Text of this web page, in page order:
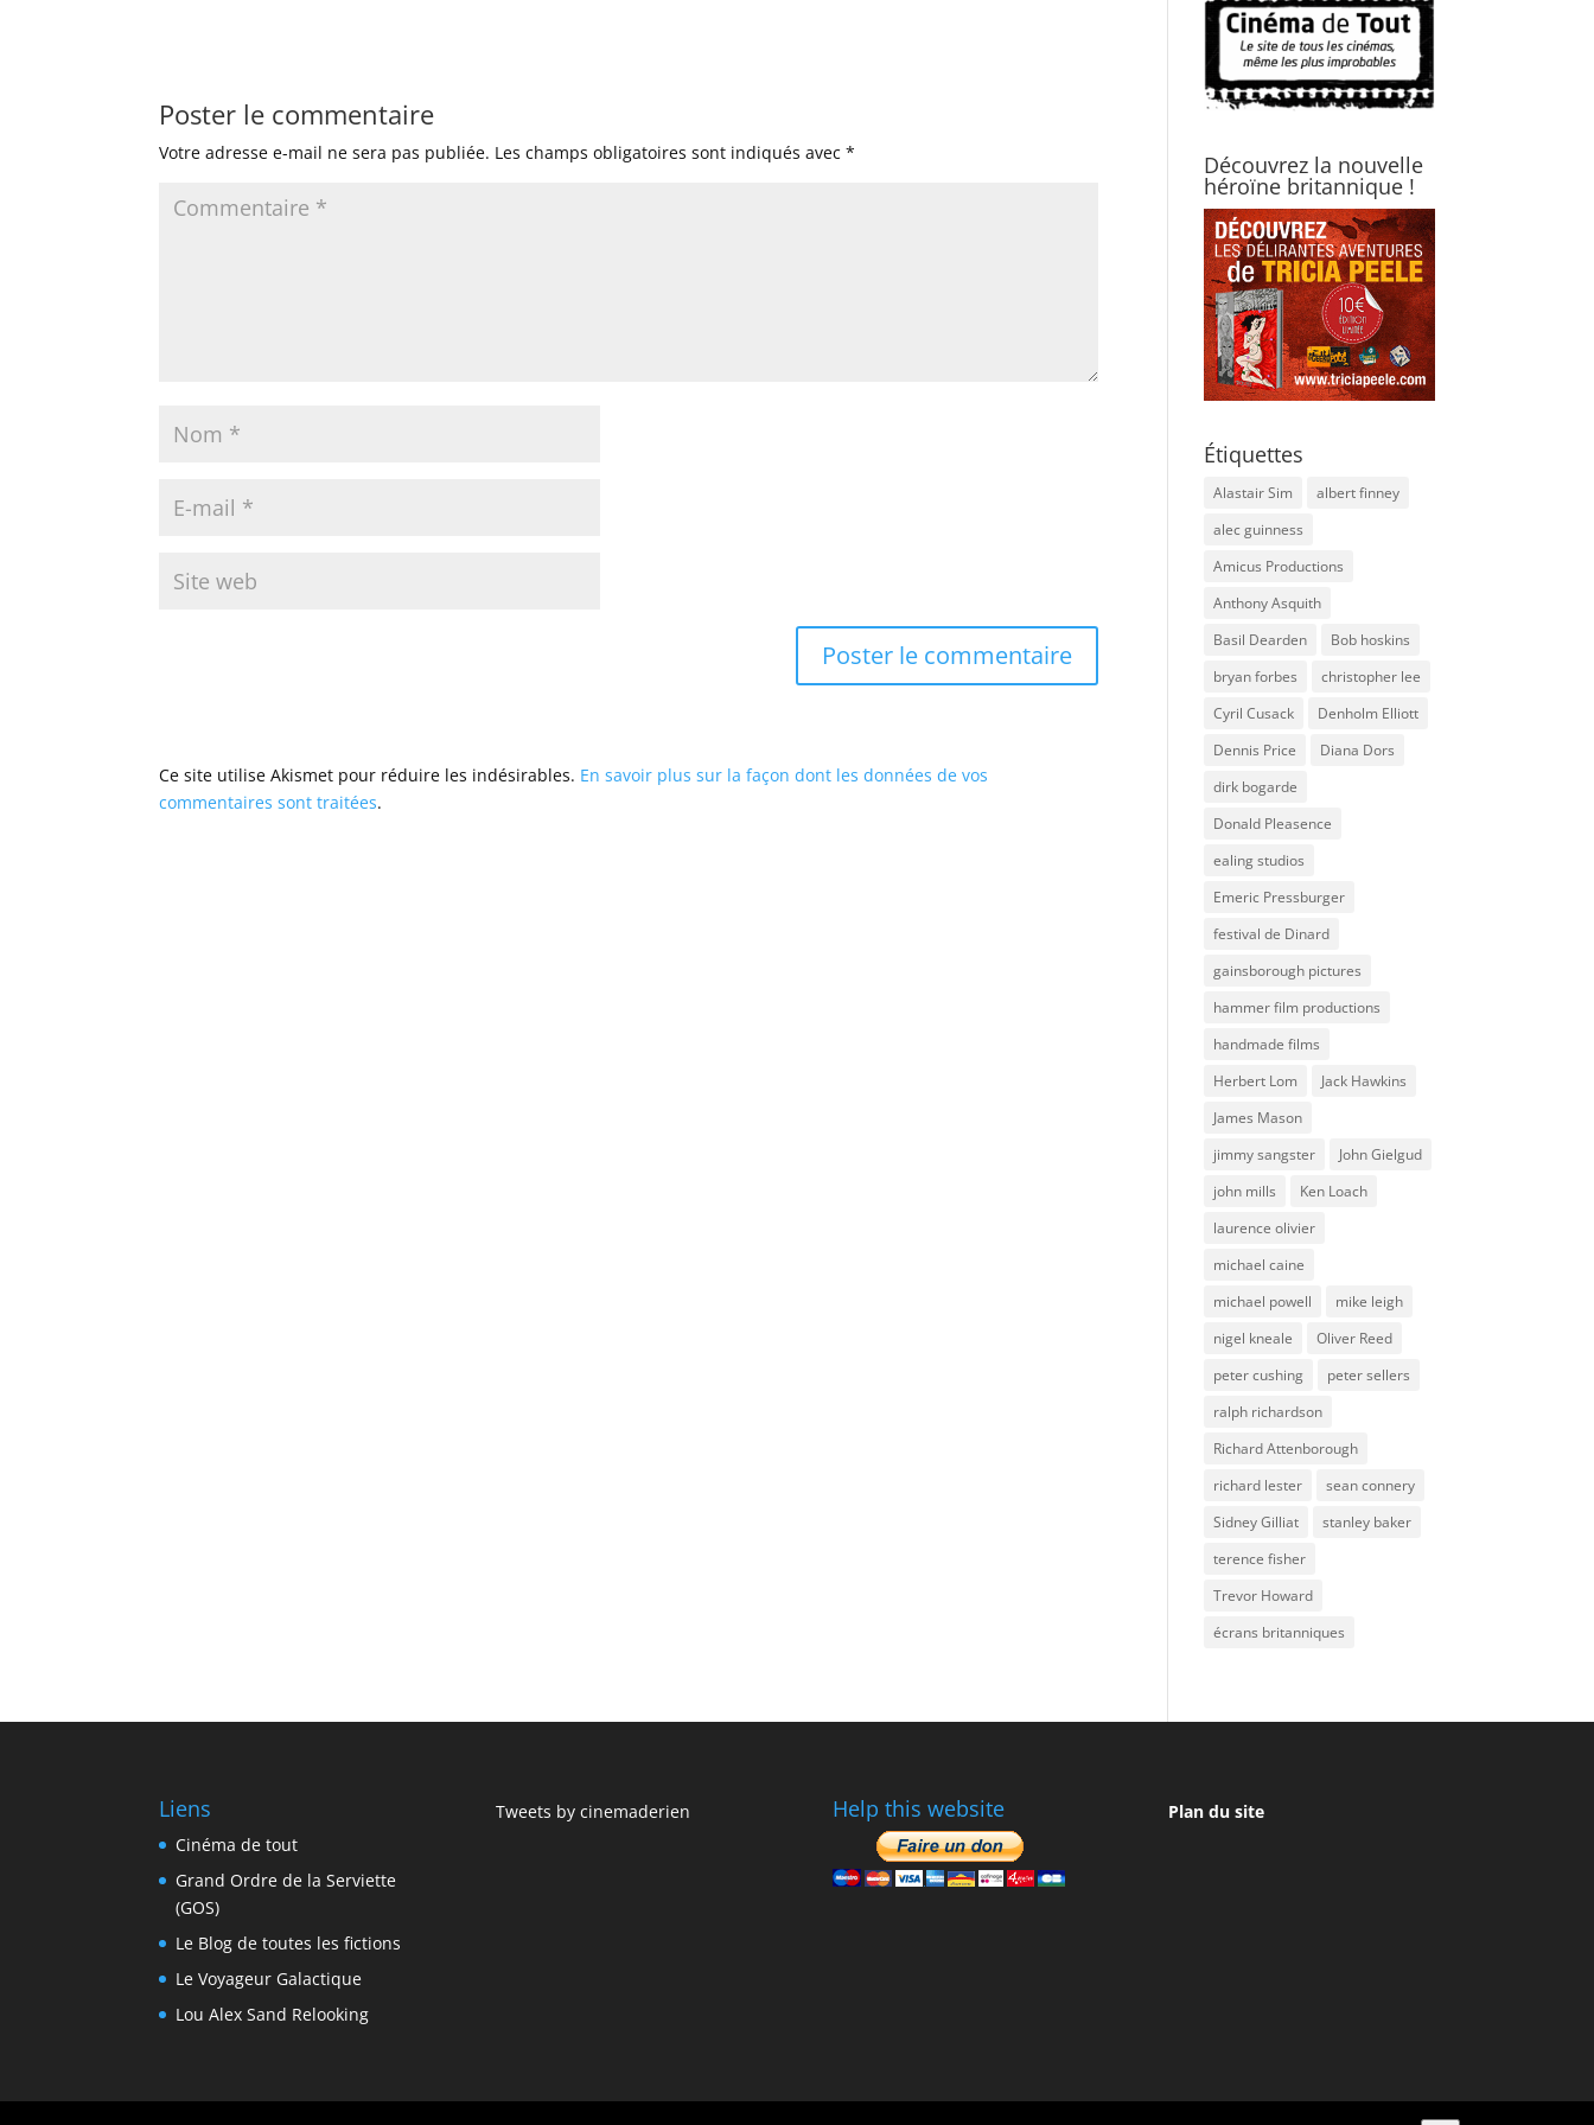
Poster le commentaire
Votre adresse e-mail ne sera pas publiée. Les champs obligatoires sont indiqués avec*
Ce site utilise Akismet pour réduire les indésirables. En savoir plus sur la façon dont les données de vos
commentaires sont traitées.
Découvrez la nouvelle
héroïne britannique !
Étiquettes
Alastair Sim
albert finney
alec guinness
Amicus Productions
Anthony Asquith
Basil Dearden
Bob hoskins
bryan forbes
christopher lee
Cyril Cusack
Denholm Elliott
Dennis Price
Diana Dors
dirk bogarde
Donald Pleasence
ealing studios
Emeric Pressburger
festival de Dinard
gainsborough pictures
hammer film productions
handmade films
Herbert Lom
Jack Hawkins
James Mason
jimmy sangster
John Gielgud
john mills
Ken Loach
laurence olivier
michael caine
michael powell
mike leigh
nigel kneale
Oliver Reed
peter cushing
peter sellers
ralph richardson
Richard Attenborough
richard lester
sean connery
Sidney Gilliat
stanley baker
terence fisher
Trevor Howard
écrans britanniques
Liens
Cinéma de tout
Grand Ordre de la Serviette
(GOS)
Le Blog de toutes les fictions
Le Voyageur Galactique
Lou Alex Sand Relooking
Tweets by cinemaderien Help this website Plan du site